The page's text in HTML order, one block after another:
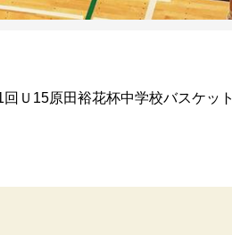
Ｕ15原田裕花杯中学校バスケット